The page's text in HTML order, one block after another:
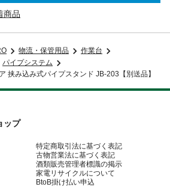
商品
物流・保管用品
作業台
パイプシステム
挟み込み式パイプスタンド JB-203【別送品】
ップ
特定商取引法に基づく表記
古物営業法に基づく表記
酒類販売管理者標識の掲示
家電リサイクルについて
BtoB掛け払い申込